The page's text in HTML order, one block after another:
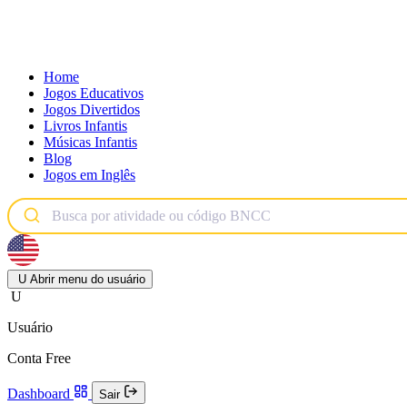
Home
Jogos Educativos
Jogos Divertidos
Livros Infantis
Músicas Infantis
Blog
Jogos em Inglês
U Abrir menu do usuário
U
Usuário
Conta Free
Dashboard Sair